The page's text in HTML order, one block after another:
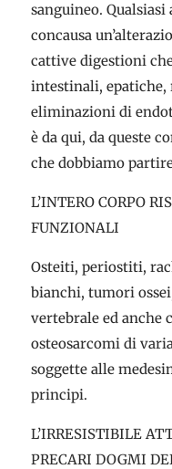
sanguineo.
concausa
cattive digestioni
intestinali,
eliminazioni di
è da qui, da queste
che dobbiamo
L’INTERO CORPO
FUNZIONALI
Osteiti, periostiti,
bianchi, tumori
vertebrale ed anche
osteosarcomi di
soggette alle
principi.
L’IRRESISTIBILE
PRECARI DOGMI